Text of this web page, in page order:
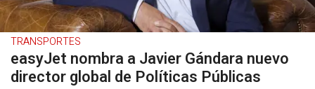
TRANSPORTES
easyJet nombra a Javier Gándara nuevo
director global de Políticas Públicas